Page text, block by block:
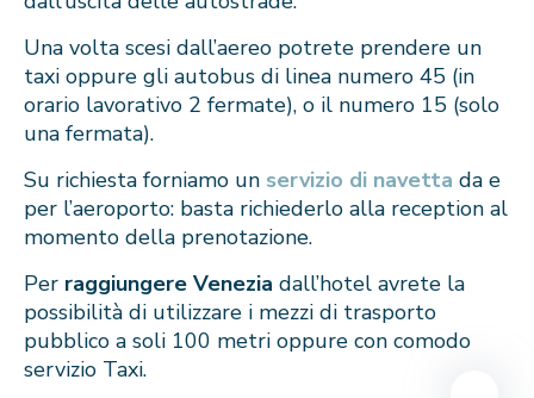
Una volta scesi dall’aereo potrete prendere un
taxi oppure gli autobus di linea numero 45 (in
orario lavorativo 2 fermate), o il numero 15 (solo
una fermata).
Su richiesta forniamo un servizio di navetta da e
per l’aeroporto: basta richiederlo alla reception al
momento della prenotazione.
Per raggiungere Venezia dall’hotel avrete la
possibilità di utilizzare i mezzi di trasporto
pubblico a soli 100 metri oppure con comodo
servizio Taxi.